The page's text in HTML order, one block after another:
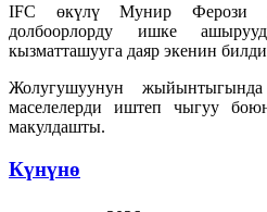
IFC өкүлү Мунир Ферози
долбоорлорду ишке
кызматташууга даяр экенин
Жолугушуунун
маселелерди иштеп чыгуу
макулдашты.
Күнүнө